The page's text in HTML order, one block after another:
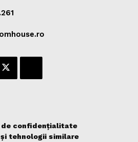
de confidențialitate
și tehnologii similare